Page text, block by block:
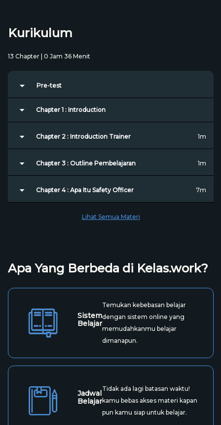
Kurikulum
13 Chapter | 0 Jam 36 Menit
Pre-test
Chapter 1 : Introduction
Chapter 2 : Introduction Trainer 1m
Chapter 3 : Outline Pembelajaran 1m
Chapter 4 : Apa Itu Safety Officer 7m
Lihat Semua Materi
Apa Yang Berbeda di Kelas.work?
Sistem
Belajar
Temukan kebebasan belajar
dengan sistem online yang
memudahkanmu belajar
dimanapun.
Jadwal
Belajar
Tidak ada lagi batasan waktu!
kamu bebas akses materi kapan
pun kamu siap untuk belajar.